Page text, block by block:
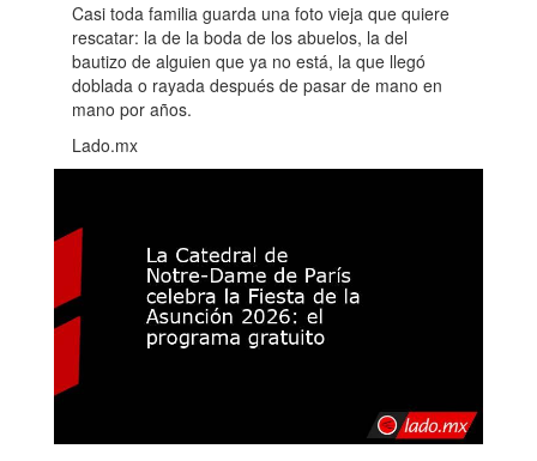
Casi toda familia guarda una foto vieja que quiere
rescatar: la de la boda de los abuelos, la del
bautizo de alguien que ya no está, la que llegó
doblada o rayada después de pasar de mano en
mano por años.
Lado.mx